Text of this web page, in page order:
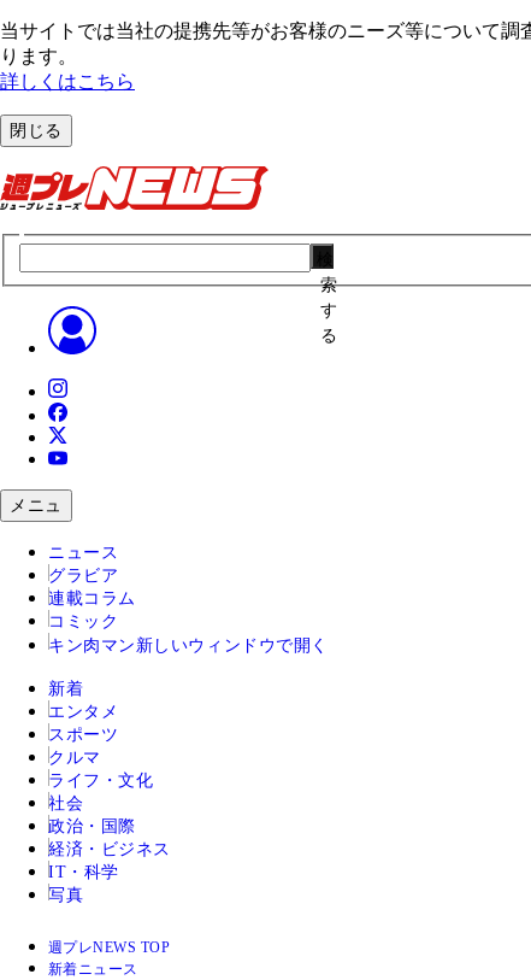
当サイトでは当社の提携先等がお客様のニーズ等について
ります。
詳しくはこちら
閉じる
索
す
る
メニュ
ニュース
グラビア
連載コラム
コミック
キン肉マン 新しいウィンドウで開く
新着
エンタメ
スポーツ
クルマ
ライフ・文化
社会
政治・国際
経済・ビジネス
IT・科学
写真
週プレNEWS TOP
新着ニュース